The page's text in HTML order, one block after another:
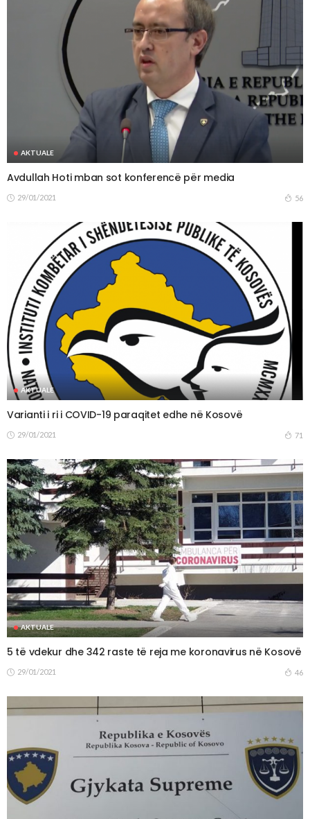
AKTUALE
Avdullah Hoti mban sot konferencë për media
29/01/2021 56
AKTUALE
Varianti i ri i COVID-19 paraqitet edhe në Kosovë
29/01/2021 71
AKTUALE
5 të vdekur dhe 342 raste të reja me koronavirus në Kosovë
29/01/2021 46